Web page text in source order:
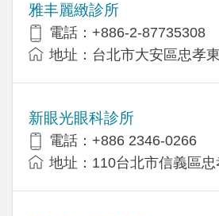
雅丰麗緻診所
電話：+886-2-87735308
地址：台北市大安區忠孝
新眼光眼科診所
電話：+886 2346-0266
地址：110台北市信義區